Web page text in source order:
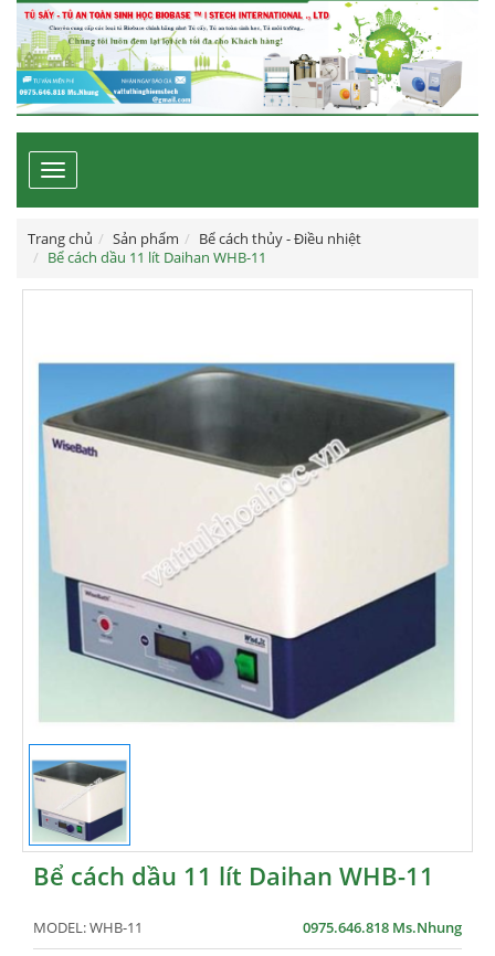
Toggle
navigation
Trang chủ Sản phẩm
Bể cách thủy - Điều nhiệt
Bể cách dầu 11 lít Daihan WHB-11
Bể cách dầu 11 lít Daihan WHB-11
MODEL:WHB-11 0975.646.818 Ms.Nhung